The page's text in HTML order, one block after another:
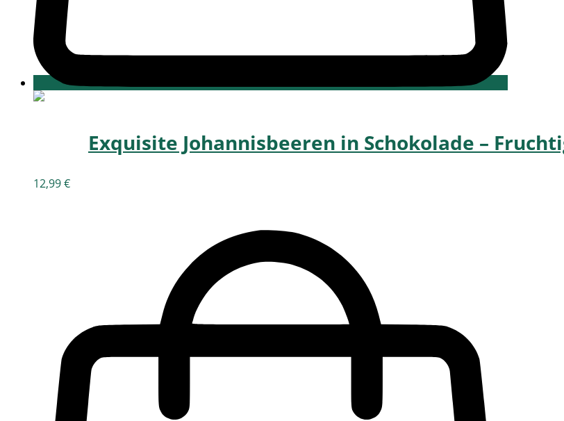
Exquisite Johannisbeeren in Schokolade –
12,99€